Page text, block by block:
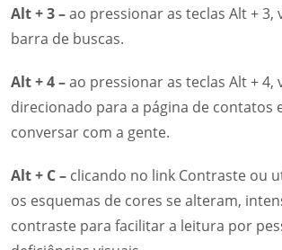
Alt + 3 –ao pressionar as teclas Alt + 3,
barra de buscas.
Alt + 4 –ao pressionar as teclas Alt + 4,
direcionado para a página de contatos
conversar com a gente.
Alt + C – clicando no link Contraste ou
os esquemas de cores se alteram,
contraste para facilitar a leitura por